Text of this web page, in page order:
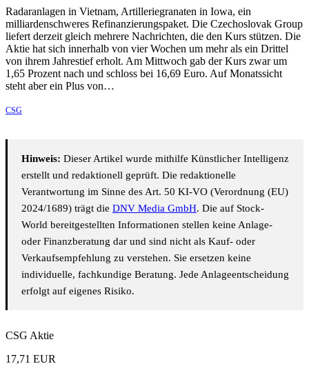
Radaranlagen in Vietnam, Artilleriegranaten in Iowa, ein
milliardenschweres Refinanzierungspaket. Die Czechoslovak Group
liefert derzeit gleich mehrere Nachrichten, die den Kurs stützen. Die
Aktie hat sich innerhalb von vier Wochen um mehr als ein Drittel
von ihrem Jahrestief erholt. Am Mittwoch gab der Kurs zwar um
1,65 Prozent nach und schloss bei 16,69 Euro. Auf Monatssicht
steht aber ein Plus von…
CSG
Hinweis: Dieser Artikel wurde mithilfe Künstlicher Intelligenz
erstellt und redaktionell geprüft. Die redaktionelle
Verantwortung im Sinne des Art. 50 KI-VO (Verordnung (EU)
2024/1689) trägt die DNV Media GmbH. Die auf Stock-
World bereitgestellten Informationen stellen keine Anlage-
oder Finanzberatung dar und sind nicht als Kauf- oder
Verkaufsempfehlung zu verstehen. Sie ersetzen keine
individuelle, fachkundige Beratung. Jede Anlageentscheidung
erfolgt auf eigenes Risiko.
CSG Aktie
17,71 EUR